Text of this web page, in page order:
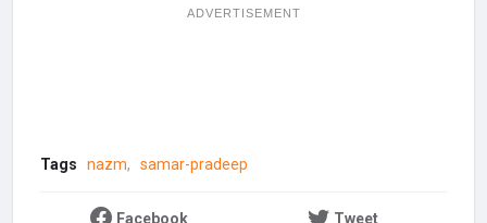
ADVERTISEMENT
Tags nazm samar-pradeep
Facebook Tweet